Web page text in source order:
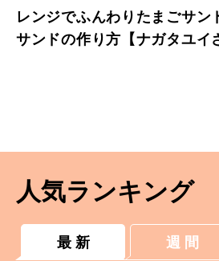
レンジでふんわりたまごサン
サンドの作り方【ナガタユイ
人気ランキング
最 新 週 間